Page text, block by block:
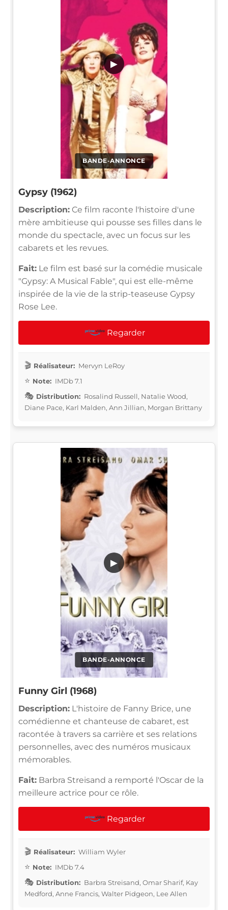
BANDE-ANNONCE
▶
Gypsy (1962)
Description: Ce film raconte l'histoire d'une
mère ambitieuse qui pousse ses filles dans le
monde du spectacle, avec un focus sur les
cabarets et les revues.
Fait: Le film est basé sur la comédie musicale
"Gypsy: A Musical Fable", qui est elle-même
inspirée de la vie de la strip-teaseuse Gypsy
Rose Lee.
Regarder
Réalisateur: Mervyn LeRoy
Note: IMDb 7.1
Distribution: Rosalind Russell, Natalie Wood,
Diane Pace, Karl Malden, Ann Jillian, Morgan Brittany
BANDE-ANNONCE
▶
Funny Girl (1968)
Description: L'histoire de Fanny Brice, une
comédienne et chanteuse de cabaret, est
racontée à travers sa carrière et ses relations
personnelles, avec des numéros musicaux
mémorables.
Fait: Barbra Streisand a remporté l'Oscar de la
meilleure actrice pour ce rôle.
Regarder
Réalisateur: William Wyler
Note: IMDb 7.4
Distribution: Barbra Streisand, Omar Sharif, Kay
Medford, Anne Francis, Walter Pidgeon, Lee Allen